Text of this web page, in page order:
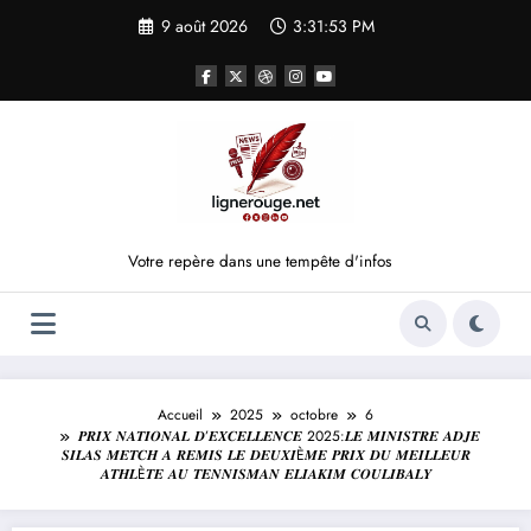
9 août 2026 3:31:53 PM
Votre repère dans une tempête d'infos
Accueil 2025 octobre
6
𝑷𝑹𝑰𝑿 𝑵𝑨𝑻𝑰𝑶𝑵𝑨𝑳 𝑫’𝑬𝑿𝑪𝑬𝑳𝑳𝑬𝑵𝑪𝑬 2025:𝑳𝑬 𝑴𝑰𝑵𝑰𝑺𝑻𝑹𝑬 𝑨𝑫𝑱𝑬
𝑺𝑰𝑳𝑨𝑺 𝑴𝑬𝑻𝑪𝑯 𝑨 𝑹𝑬𝑴𝑰𝑺 𝑳𝑬 𝑫𝑬𝑼𝑿𝑰È𝑴𝑬 𝑷𝑹𝑰𝑿 𝑫𝑼 𝑴𝑬𝑰𝑳𝑳𝑬𝑼𝑹
𝑨𝑻𝑯𝑳È𝑻𝑬 𝑨𝑼 𝑻𝑬𝑵𝑵𝑰𝑺𝑴𝑨𝑵 𝑬𝑳𝑰𝑨𝑲𝑰𝑴 𝑪𝑶𝑼𝑳𝑰𝑩𝑨𝑳𝒀